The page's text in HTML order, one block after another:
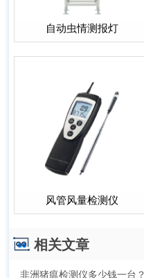
自动虫情测报灯
风管风量检测仪
相关文章
非洲猪瘟检测仪多少钱一台